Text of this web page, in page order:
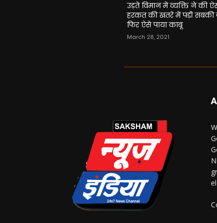
उड़ते विमान में व्यक्ति ने की
हरकत की खतरे में पड़ी सबकी
फिर ऐसे पाया काबू
March 28, 2021